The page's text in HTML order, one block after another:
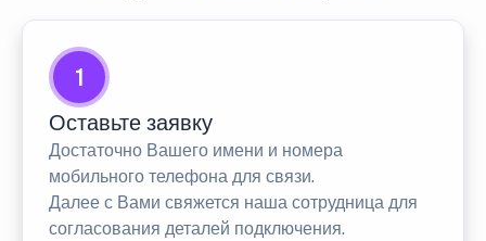
1
Оставьте заявку
Достаточно Вашего имени и номера
мобильного телефона для связи.
Далее с Вами свяжется наша сотрудница для
согласования деталей подключения.